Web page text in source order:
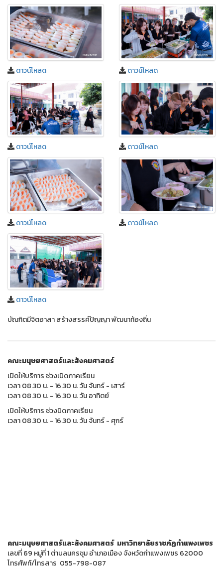
ดาวน์โหลด ดาวน์โหลด
ดาวน์โหลด ดาวน์โหลด
ดาวน์โหลด ดาวน์โหลด
ดาวน์โหลด
บัณฑิตมีจิตอาสา สร้างสรรค์ปัญญา พัฒนาท้องถิ่น
คณะมนุษยศาสตร์และสังคมศาสตร์
เปิดให้บริการ ช่วงเปิดภาคเรียน
เวลา 08.30 น. - 16.30 น. วัน จันทร์ - เสาร์
เวลา 08.30 น. - 16.30 น. วัน อาทิตย์
เปิดให้บริการ ช่วงปิดภาคเรียน
เวลา 08.30 น. - 16.30 น. วัน จันทร์ - ศุกร์
คณะมนุษยศาสตร์และสังคมศาสตร์ มหาวิทยาลัยราชภัฏกำแพงเพชร
เลขที่ 69 หมู่ที่ 1 ตำบลนครชุม อำเภอเมือง จังหวัดกำแพงเพชร 62000
โทรศัพท์/โทรสาร 055-798-087